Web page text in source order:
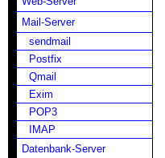
Mail-Server
sendmail
Postfix
Qmail
Exim
POP3
IMAP
Datenbank-Server